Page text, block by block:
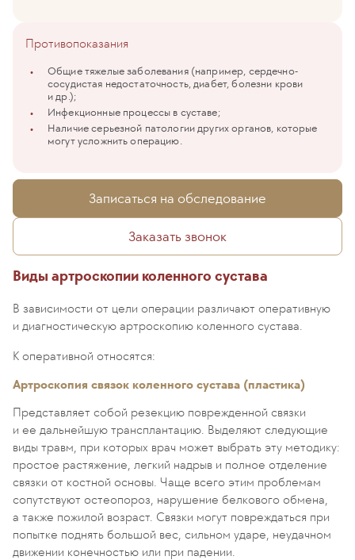
Противопоказания
Общие тяжелые заболевания (например, сердечно-
сосудистая недостаточность, диабет, болезни крови
и др.);
Инфекционные процессы в суставе;
Наличие серьезной патологии других органов, которые
могут усложнить операцию.
Записаться на обследование
Заказать звонок
Виды артроскопии коленного сустава
В зависимости от цели операции различают оперативную
и диагностическую артроскопию коленного сустава.
К оперативной относятся:
Артроскопия связок коленного сустава (пластика)
Представляет собой резекцию поврежденной связки
и ее дальнейшую трансплантацию. Выделяют следующие
виды травм, при которых врач может выбрать эту методику:
простое растяжение, легкий надрыв и полное отделение
связки от костной основы. Чаще всего этим проблемам
сопутствуют остеопороз, нарушение белкового обмена,
а также пожилой возраст. Связки могут повреждаться при
попытке поднять большой вес, сильном ударе, неудачном
движении конечностью или при падении.